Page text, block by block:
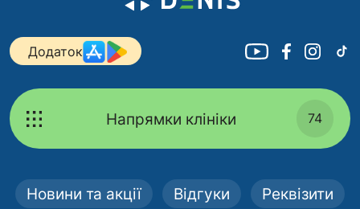
Додаток
Напрямки клініки 74
Новини та акції Відгуки Реквізити